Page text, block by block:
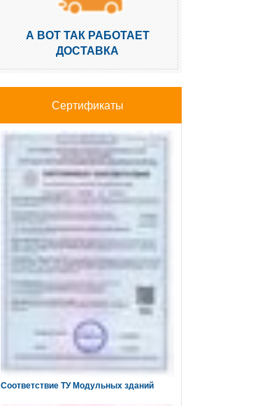
А ВОТ ТАК РАБОТАЕТ
ДОСТАВКА
Сертификаты
Соответствие ТУ Модульных зданий